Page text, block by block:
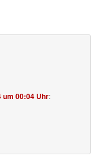
um 00:04 Uhr: